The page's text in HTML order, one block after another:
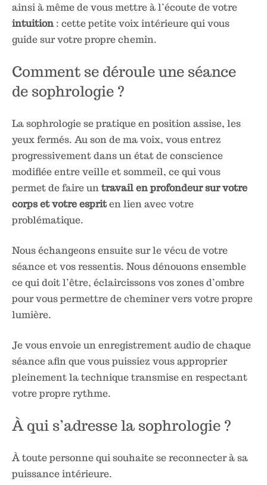
ainsi à même de vous mettre à l’écoute de votre
intuition: cette petite voix intérieure qui vous
guide sur votre propre chemin.
Comment se déroule une séance
de sophrologie ?
La sophrologie se pratique en position assise, les
yeux fermés. Au son de ma voix, vous entrez
progressivement dans un état de conscience
modifiée entre veille et sommeil, ce qui vous
permet de faire untravail en profondeur sur votre
corps et votre espriten lien avec votre
problématique.
Nous échangeons ensuite sur le vécu de votre
séance et vos ressentis. Nous dénouons ensemble
ce qui doit l’être, éclaircissons vos zones d’ombre
pour vous permettre de cheminer vers votre propre
lumière.
Je vous envoie un enregistrement audio de chaque
séance afin que vous puissiez vous approprier
pleinement la technique transmise en respectant
votre propre rythme.
À qui s’adresse la sophrologie ?
À toute personne qui souhaite se reconnecter à sa
puissance intérieure.